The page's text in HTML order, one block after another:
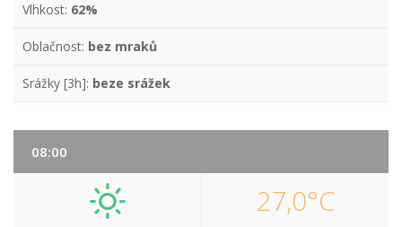
Vlhkost: 62%
Oblačnost: bez mraků
Srážky [3h]: beze srážek
08:00
27,0°C